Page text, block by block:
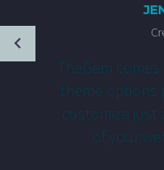
TheGem
theme options
customize just
of your